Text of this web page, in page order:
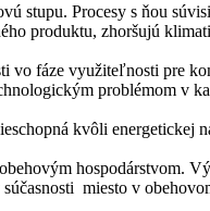
stupu. Procesy s ňou
produktu, zhoršujú
vo fáze využiteľnosti pre
problémom v
kvôli energetickej
hospodárstvom.
miesto v